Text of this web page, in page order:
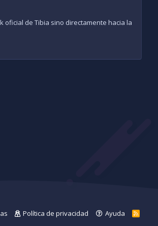
oficial de Tibia sino directamente hacia la
Política de privacidad Ayuda
R